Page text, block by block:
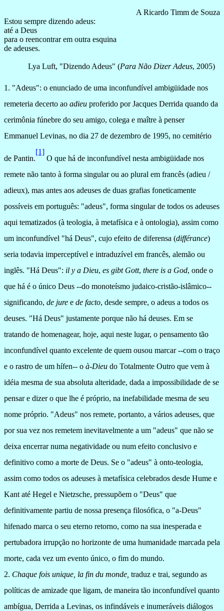
A Ricardo Timm de Souza
Estou sempre dizendo adeus:
até a Deus
para o reencontrar em outra esquina
de adeuses.
Lya Luft, "Dizendo Adeus" (Para Não Dizer Adeus, 2005)
1. "Adeus": o enunciado de uma inconfundível ambigüidade nos
remeteria decerto ao adieu proferido por Jacques Derrida quando da
cerimônia fúnebre do seu amigo, colega e maître à penser
Emmanuel Levinas, no dia 27 de dezembro de 1995, no cemitério
de Pantin.
[1]
O que há de inconfundível nesta ambigüidade nos
remete não tanto à forma singular ou ao plural em francês (adieu /
adieux), mas antes aos adeuses de duas grafias foneticamente
possíveis em português: "adeus", forma singular de todos os adeuses
aqui tematizados (à teologia, à metafísica e à ontologia), assim como
um inconfundível "há Deus", cujo efeito de diferensa (différance)
seria todavia imperceptível e intraduzível em francês, alemão ou
inglês. "Há Deus": il y a Dieu, es gibt Gott, there is a God, onde o
que há é o único Deus --do monoteísmo judaico-cristão-islâmico--
significando, de jure e de facto, desde sempre, o adeus a todos os
deuses. "Há Deus" justamente porque não há deuses. Em se
tratando de homenagear, hoje, aqui neste lugar, o pensamento tão
inconfundível quanto excelente de quem ousou marcar --com o traço
e o rastro de um hífen-- o à-Dieu do Totalmente Outro que vem à
idéia mesma de sua absoluta alteridade, dada a impossibilidade de se
pensar e dizer o que lhe é próprio, na inefabilidade mesma de seu
nome próprio. "Adeus" nos remete, portanto, a vários adeuses, que
por sua vez nos remetem inevitavelmente a um "adeus" que não se
deixa encerrar numa negatividade ou num efeito conclusivo e
definitivo como a morte de Deus. Se o "adeus" à onto-teologia,
assim como todos os adeuses à metafísica celebrados desde Hume e
Kant até Hegel e Nietzsche, pressupõem o "Deus" que
definitivamente partiu de nossa presença filosófica, o "a-Deus"
hifenado marca o seu eterno retorno, como na sua inesperada e
pertubadora irrupção no horizonte de uma humanidade marcada pela
morte, cada vez um evento único, o fim do mundo.
2. Chaque fois unique, la fin du monde traduz e trai, segundo as
políticas de amizade que ligam, de maneira tão inconfundível quanto
ambígua, Derrida a Levinas, os infindáveis e inumeráveis diálogos